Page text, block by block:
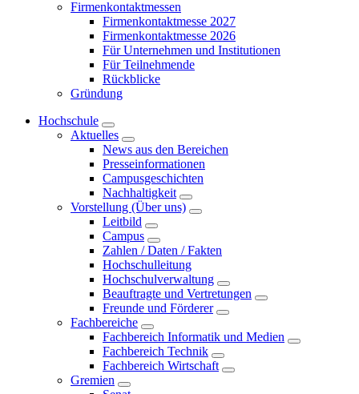
Firmenkontaktmessen
Firmenkontaktmesse 2027
Firmenkontaktmesse 2026
Für Unternehmen und Institutionen
Für Teilnehmende
Rückblicke
Gründung
Hochschule
Aktuelles
News aus den Bereichen
Presseinformationen
Campusgeschichten
Nachhaltigkeit
Vorstellung (Über uns)
Leitbild
Campus
Zahlen / Daten / Fakten
Hochschulleitung
Hochschulverwaltung
Beauftragte und Vertretungen
Freunde und Förderer
Fachbereiche
Fachbereich Informatik und Medien
Fachbereich Technik
Fachbereich Wirtschaft
Gremien